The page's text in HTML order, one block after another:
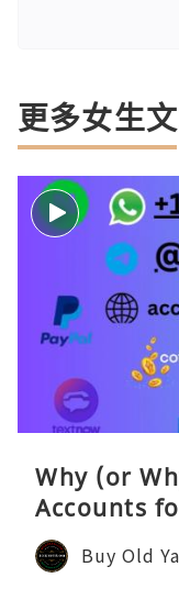
更多女生
Why (or
Accounts
Buy Old